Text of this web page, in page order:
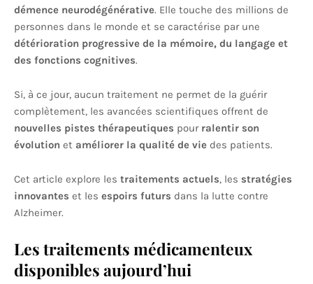
démence neurodégénérative. Elle touche des millions de
personnes dans le monde et se caractérise par une
détérioration progressive de la mémoire, du langage et
des fonctions cognitives.
Si, à ce jour, aucun traitement ne permet de la guérir
complètement, les avancées scientifiques offrent de
nouvelles pistes thérapeutiques pour ralentir son
évolution et améliorer la qualité de vie des patients.
Cet article explore les traitements actuels, les stratégies
innovantes et les espoirs futurs dans la lutte contre
Alzheimer.
Les traitements médicamenteux
disponibles aujourd’hui